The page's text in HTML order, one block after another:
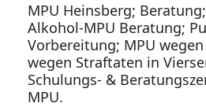
MPU Heinsberg;
Alkohol-MPU Beratung;
Vorbereitung; MPU
wegen Straftaten in
Schulungs- &
MPU.